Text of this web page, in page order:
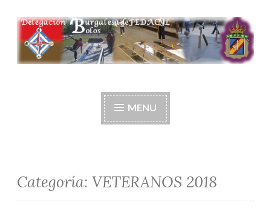
Ir
al
contenido
Delegación burgalesa
de fedacyl-bolos
MENU
Categoría: VETERANOS 2018